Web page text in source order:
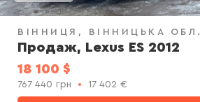
ВІННИЦЯ ВІННИЦЬКА ОБЛ.
Продаж, Lexus ES 2012
18 100 $
767 440 грн 17 402 €